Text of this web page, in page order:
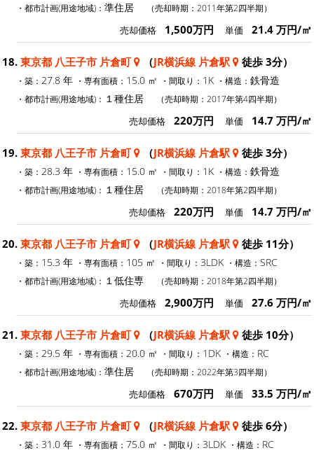
・都市計画(用途地域)： 準住居 （売却時期：2011年第2四半期）
売却価格 1,500万円 単価 21.4 万円/㎡
18. 東京都 八王子市 片倉町 （JR横浜線 片倉駅 徒歩 3分）
・築： 27.8 年 ・専有面積： 15.0 ㎡ ・間取り： 1K ・構造： 鉄骨造
・都市計画(用途地域)： １種住居 （売却時期：2017年第4四半期）
売却価格 220万円 単価 14.7 万円/㎡
19. 東京都 八王子市 片倉町 （JR横浜線 片倉駅 徒歩 3分）
・築： 28.3 年 ・専有面積： 15.0 ㎡ ・間取り： 1K ・構造： 鉄骨造
・都市計画(用途地域)： １種住居 （売却時期：2018年第2四半期）
売却価格 220万円 単価 14.7 万円/㎡
20. 東京都 八王子市 片倉町 （JR横浜線 片倉駅 徒歩 11分）
・築： 15.3 年 ・専有面積： 105 ㎡ ・間取り： 3LDK ・構造： SRC
・都市計画(用途地域)： １低住専 （売却時期：2018年第2四半期）
売却価格 2,900万円 単価 27.6 万円/㎡
21. 東京都 八王子市 片倉町 （JR横浜線 片倉駅 徒歩 10分）
・築： 29.5 年 ・専有面積： 20.0 ㎡ ・間取り： 1DK ・構造： RC
・都市計画(用途地域)： 準住居 （売却時期：2022年第3四半期）
売却価格 670万円 単価 33.5 万円/㎡
22. 東京都 八王子市 片倉町 （JR横浜線 片倉駅 徒歩 6分）
・築： 31.0 年 ・専有面積： 75.0 ㎡ ・間取り： 3LDK ・構造： RC